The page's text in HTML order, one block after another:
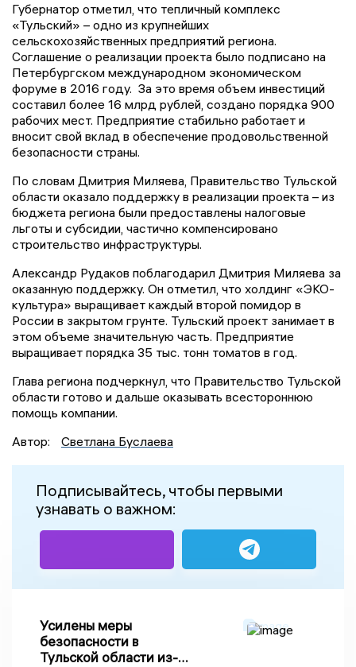
Губернатор отметил, что тепличный комплекс
«Тульский» – одно из крупнейших
сельскохозяйственных предприятий региона.
Соглашение о реализации проекта было подписано на
Петербургском международном экономическом
форуме в 2016 году. За это время объем инвестиций
составил более 16 млрд рублей, создано порядка 900
рабочих мест. Предприятие стабильно работает и
вносит свой вклад в обеспечение продовольственной
безопасности страны.
По словам Дмитрия Миляева, Правительство Тульской
области оказало поддержку в реализации проекта – из
бюджета региона были предоставлены налоговые
льготы и субсидии, частично компенсировано
строительство инфраструктуры.
Александр Рудаков поблагодарил Дмитрия Миляева за
оказанную поддержку. Он отметил, что холдинг «ЭКО-
культура» выращивает каждый второй помидор в
России в закрытом грунте. Тульский проект занимает в
этом объеме значительную часть. Предприятие
выращивает порядка 35 тыс. тонн томатов в год.
Глава региона подчеркнул, что Правительство Тульской
области готово и дальше оказывать всестороннюю
помощь компании.
Автор:
Светлана Буслаева
Подписывайтесь, чтобы первыми
узнавать о важном:
Усилены меры
безопасности в
Тульской области из-за